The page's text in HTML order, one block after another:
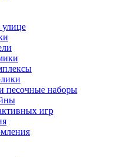
улице
песочные наборы
игр